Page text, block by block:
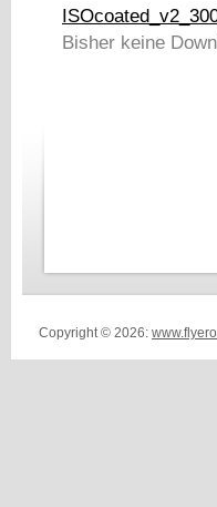
Bisher keine
Copyright © 2026: